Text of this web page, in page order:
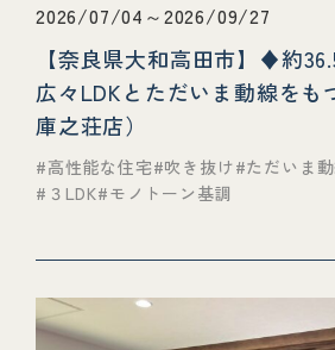
2026/07/04～2026/09/27
【奈良県大和高田市】♦約
広々LDKとただいま動線をも
庫之荘店）
高性能な住宅 吹き抜け ただいま
３LDK モノトーン基調